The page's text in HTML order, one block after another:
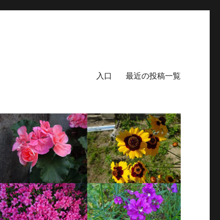
入口 最近の投稿一覧